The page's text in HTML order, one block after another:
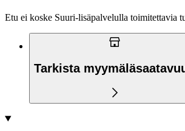
Etu ei koske Suuri‑lisäpalvelulla toimitettavia
Tarkista